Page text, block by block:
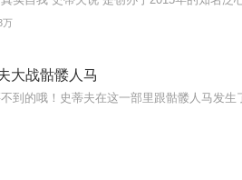
万
大战骷髅人马
到的哦！史蒂夫在这一部里跟骷髅人马发